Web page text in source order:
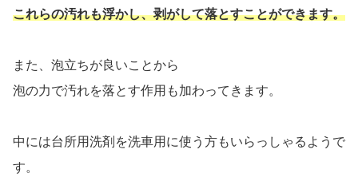
これらの汚れも浮かし、剥がして落とすことができます。
また、泡立ちが良いことから
泡の力で汚れを落とす作用も加わってきます。
中には台所用洗剤を洗車用に使う方もいらっしゃるようで
す。